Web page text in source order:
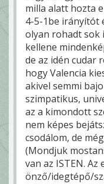
milla alatt hozta
4-5-1be irányítót
olyan rohadt sok
kellene
de az idén cudar
hogy Valencia
akivel semmi
szimpatikus,
az a kimondott
nem képes
csodálom, de
(Mondjuk
van az ISTEN.
önző/idegtépő/